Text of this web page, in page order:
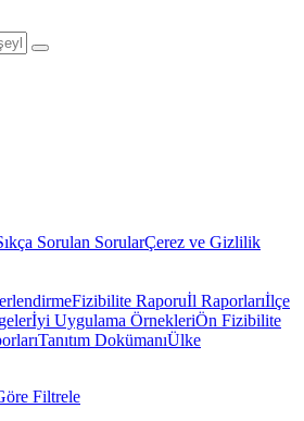
Sorulan SorularÇerez ve Gizlilik
Fizibilite Raporuİl Raporlarıİlçe
İyi Uygulama ÖrnekleriÖn Fizibilite
Tanıtım DokümanıÜlke
Filtrele